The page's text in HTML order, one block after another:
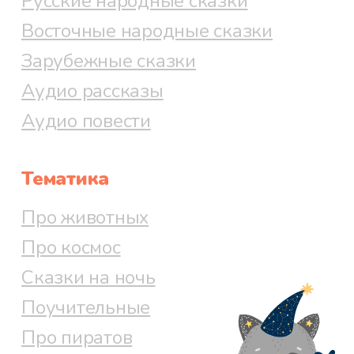
Восточные народные сказки
Зарубежные сказки
Аудио рассказы
Аудио повести
Тематика
Про животных
Про космос
Сказки на ночь
Поучительные
Про пиратов